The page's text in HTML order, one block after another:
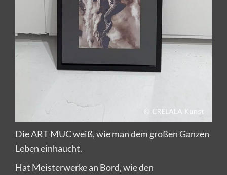
Die ART MUC weiß, wie man dem großen Ganzen
Leben einhaucht.
Hat Meisterwerke an Bord, wie den